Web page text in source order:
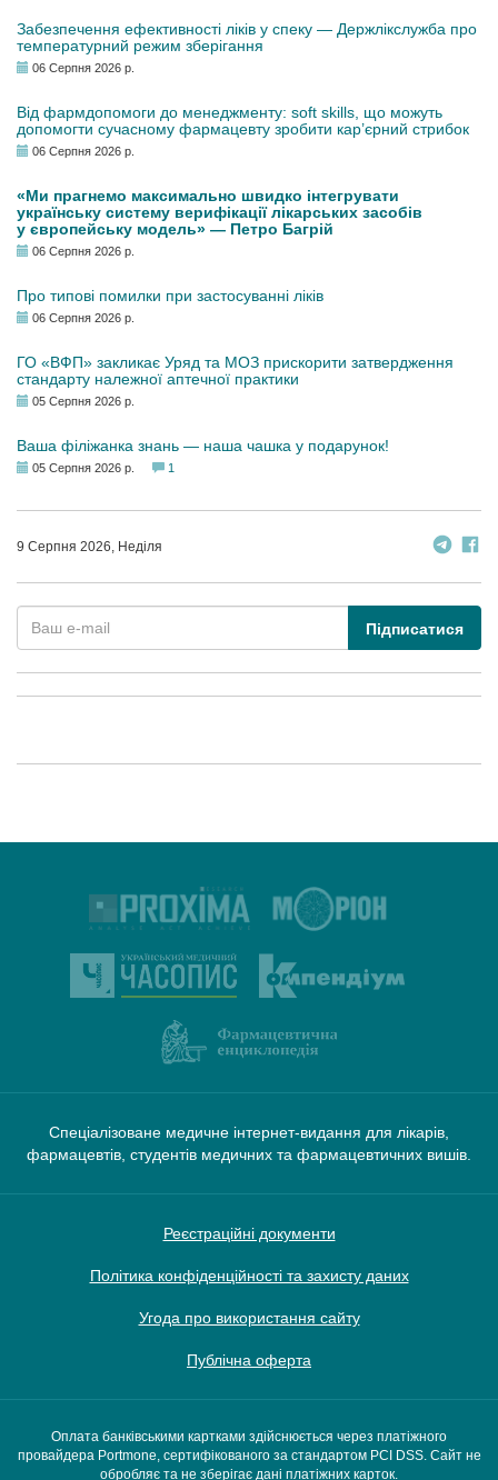
Забезпечення ефективності ліків у спеку — Держлікслужба про
температурний режим зберігання
06 Серпня 2026 р.
Від фармдопомоги до менеджменту: soft skills, що можуть
допомогти сучасному фармацевту зробити кар’єрний стрибок
06 Серпня 2026 р.
«Ми прагнемо максимально швидко інтегрувати
українську систему верифікації лікарських засобів
у європейську модель» — Петро Багрій
06 Серпня 2026 р.
Про типові помилки при застосуванні ліків
06 Серпня 2026 р.
ГО «ВФП» закликає Уряд та МОЗ прискорити затвердження
стандарту належної аптечної практики
05 Серпня 2026 р.
Ваша філіжанка знань — наша чашка у подарунок!
05 Серпня 2026 р. 1
9 Серпня 2026, Неділя
Підписатися
Спеціалізоване медичне інтернет-видання для лікарів,
фармацевтів, студентів медичних та фармацевтичних вишів.
Реєстраційні документи
Політика конфіденційності та захисту даних
Угода про використання сайту
Публічна оферта
Оплата банківськими картками здійснюється через платіжного
провайдера Portmone, сертифікованого за стандартом PCI DSS. Сайт не
обробляє та не зберігає дані платіжних карток.